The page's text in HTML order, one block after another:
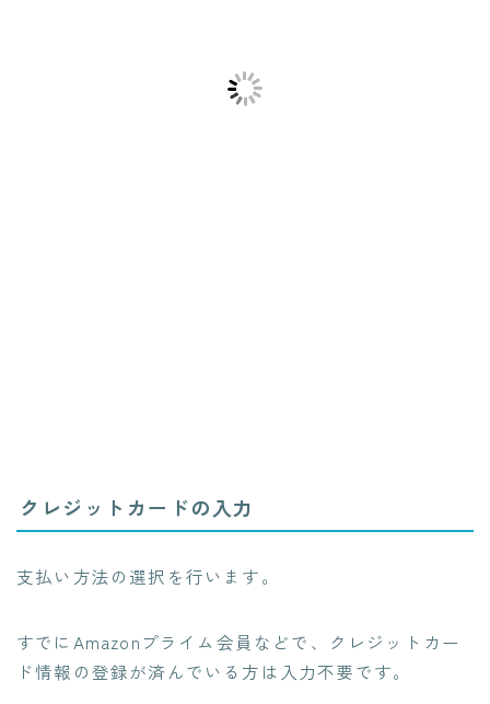
クレジットカードの入力
支払い方法の選択を行います。
すでにAmazonプライム会員などで、クレジットカー
ド情報の登録が済んでいる方は入力不要です。